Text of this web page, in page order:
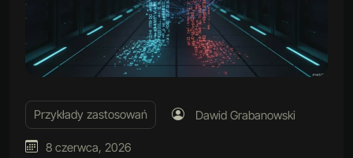
Przykłady zastosowań Dawid Grabanowski
8 czerwca, 2026